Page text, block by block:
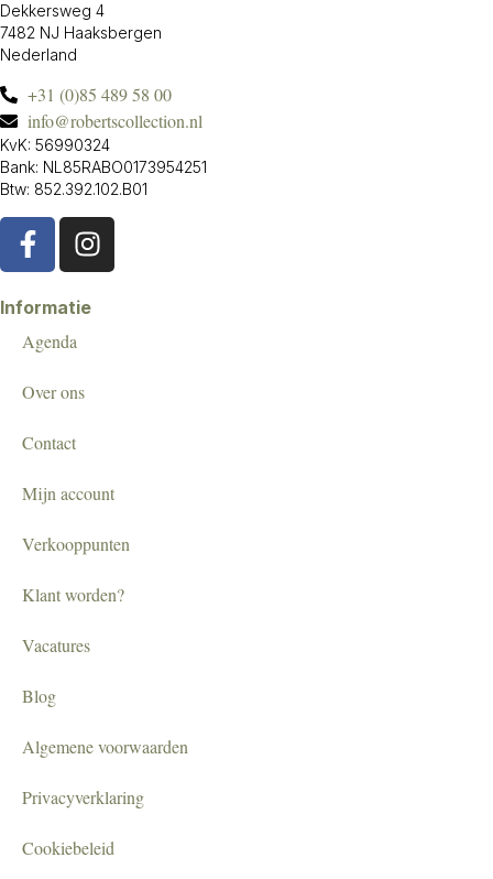
Dekkersweg 4
7482 NJ Haaksbergen
Nederland
+31 (0)85 489 58 00
info@robertscollection.nl
KvK: 56990324
Bank: NL85RABO0173954251
Btw: 852.392.102.B01
Informatie
Agenda
Over ons
Contact
Mijn account
Verkooppunten
Klant worden?
Vacatures
Blog
Algemene voorwaarden
Privacyverklaring
Cookiebeleid